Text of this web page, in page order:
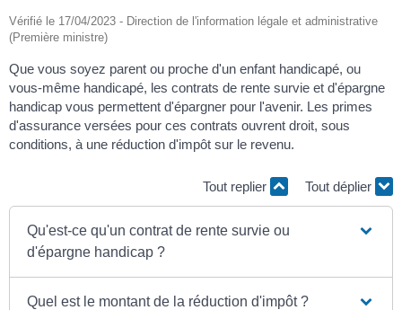
Vérifié le 17/04/2023 - Direction de l'information légale et administrative
(Première ministre)
Que vous soyez parent ou proche d'un enfant handicapé, ou
vous-même handicapé, les contrats de rente survie et d'épargne
handicap vous permettent d'épargner pour l'avenir. Les primes
d'assurance versées pour ces contrats ouvrent droit, sous
conditions, à une réduction d'impôt sur le revenu.
Tout replier Tout déplier
Qu'est-ce qu'un contrat de rente survie ou
d'épargne handicap ?
Quel est le montant de la réduction d'impôt ?